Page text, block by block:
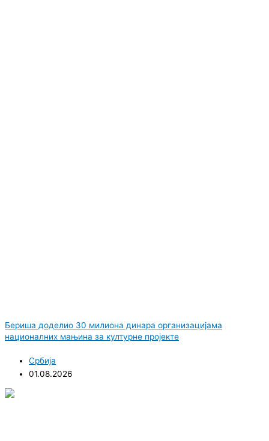
Бериша доделио 30 милиона динара организацијама
националних мањина за културне пројекте
Србија
01.08.2026